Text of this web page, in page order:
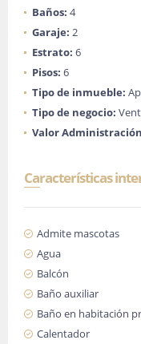
Baños: 4
Garaje: 2
Estrato: 6
Pisos: 6
Tipo de inmueble:
Tipo de negocio:
Valor
Características
Admite mascotas
Agua
Balcón
Baño auxiliar
Baño en habitación
Calentador